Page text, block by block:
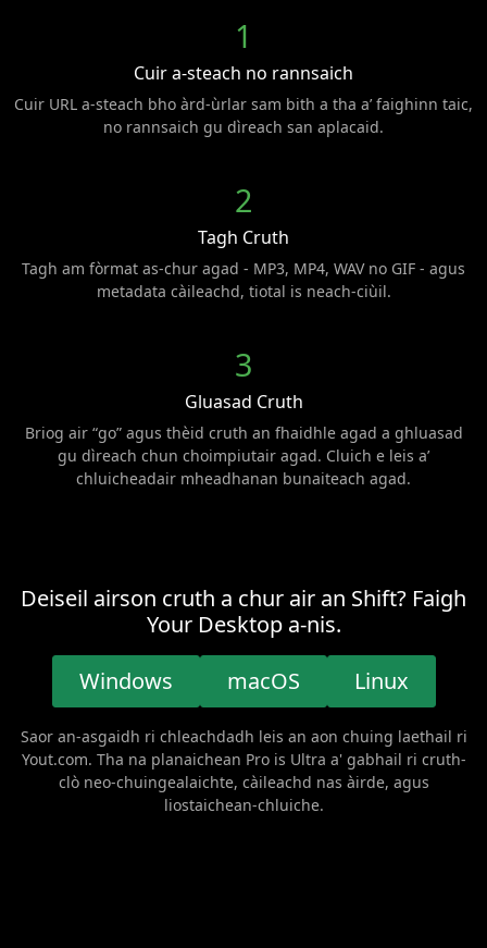
1
Cuir a-steach no rannsaich
Cuir URL a-steach bho àrd-ùrlar sam bith a tha a’ faighinn taic,
no rannsaich gu dìreach san aplacaid.
2
Tagh Cruth
Tagh am fòrmat as-chur agad - MP3, MP4, WAV no GIF - agus
metadata càileachd, tiotal is neach-ciùil.
3
Gluasad Cruth
Briog air “go” agus thèid cruth an fhaidhle agad a ghluasad
gu dìreach chun choimpiutair agad. Cluich e leis a’
chluicheadair mheadhanan bunaiteach agad.
Deiseil airson cruth a chur air an Shift? Faigh
Your Desktop a-nis.
Windows
macOS Linux
Saor an-asgaidh ri chleachdadh leis an aon chuing laethail ri
Yout.com. Tha na planaichean Pro is Ultra a' gabhail ri cruth-
clò neo-chuingealaichte, càileachd nas àirde, agus
liostaichean-chluiche.